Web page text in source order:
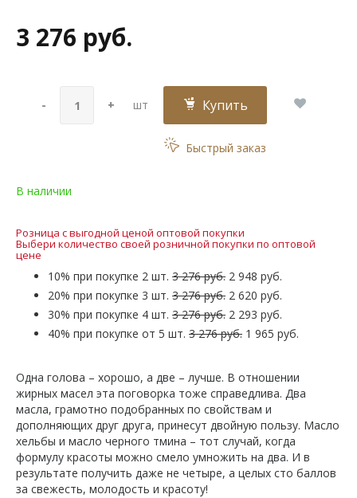
3 276 руб.
- + шт Купить
Быстрый заказ
В наличии
Розница с выгодной ценой оптовой покупки
Выбери количество своей розничной покупки по оптовой
цене
10% при покупке 2 шт. 3 276 руб. 2 948 руб.
20% при покупке 3 шт. 3 276 руб. 2 620 руб.
30% при покупке 4 шт. 3 276 руб. 2 293 руб.
40% при покупке от 5 шт. 3 276 руб. 1 965 руб.
Одна голова – хорошо, а две – лучше. В отношении
жирных масел эта поговорка тоже справедлива. Два
масла, грамотно подобранных по свойствам и
дополняющих друг друга, принесут двойную пользу. Масло
хельбы и масло черного тмина – тот случай, когда
формулу красоты можно смело умножить на два. И в
результате получить даже не четыре, а целых сто баллов
за свежесть, молодость и красоту!